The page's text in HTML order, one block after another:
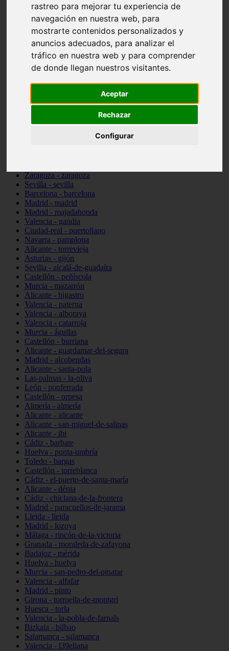
rastreo para mejorar tu experiencia de
navegación en nuestra web, para
mostrarte contenidos personalizados y
anuncios adecuados, para analizar el
tráfico en nuestra web y para comprender
de donde llegan nuestros visitantes.
Aceptar
Rechazar
Configurar
Valencia - beniparrell
Valencia - chiva
Murcia - calasparra
Valencia - burjassot
Valencia - sagunt
Alicante - alcoi
Asturias - ribadesella
Castellón - benicàssim
Alicante - el-campello
Cádiz - rota
Madrid - las-rozas-de-madrid
Ciudad-real - ciudad-real
Zaragoza - zaragoza
Sevilla - sevilla
Barcelona - barcelona
Madrid - madrid
Madrid - majadahonda
Valencia - gandia
Ciudad-real - puertollano
Navarra - pamplona
Alicante - torrevieja
Asturias - gijón
Sevilla - alcalá-de-guadaíra
Castellón - peñíscola
Murcia - mazarrón
Alicante - bigastro
Valencia - paterna
Valencia - alboraya
Valencia - catarroja
Murcia - águilas
Castellón - burriana
Alicante - guardamar-del-segura
Madrid - alcobendas
Alicante - santa-pola
Las-palmas - la-oliva
León - ponferrada
Castellón - orpesa
Almería - almería
Alicante - alicante
Alicante - san-miguel-de-salinas
Alicante - ibi
Cádiz - barbate
Huelva - punta-umbría
Toledo - bargas
Castellón - torreblanca
Cádiz - el-puerto-de-santa-maría
Alicante - dénia
Cádiz - chiclana-de-la-frontera
Madrid - paracuellos-de-jarama
Lleida - lleida
Madrid - lozoya
Málaga - rincón-de-la-victoria
Granada - moraleda-de-zafayona
Badajoz - mérida
Huelva - huelva
Murcia - san-pedro-del-pinatar
Valencia - alfafar
Madrid - pinto
Girona - torroella-de-montgrí
Huesca - torla
Valencia - la-pobla-de-farnals
Bizkaia - bilbao
Salamanca - salamanca
Valencia - l39eliana